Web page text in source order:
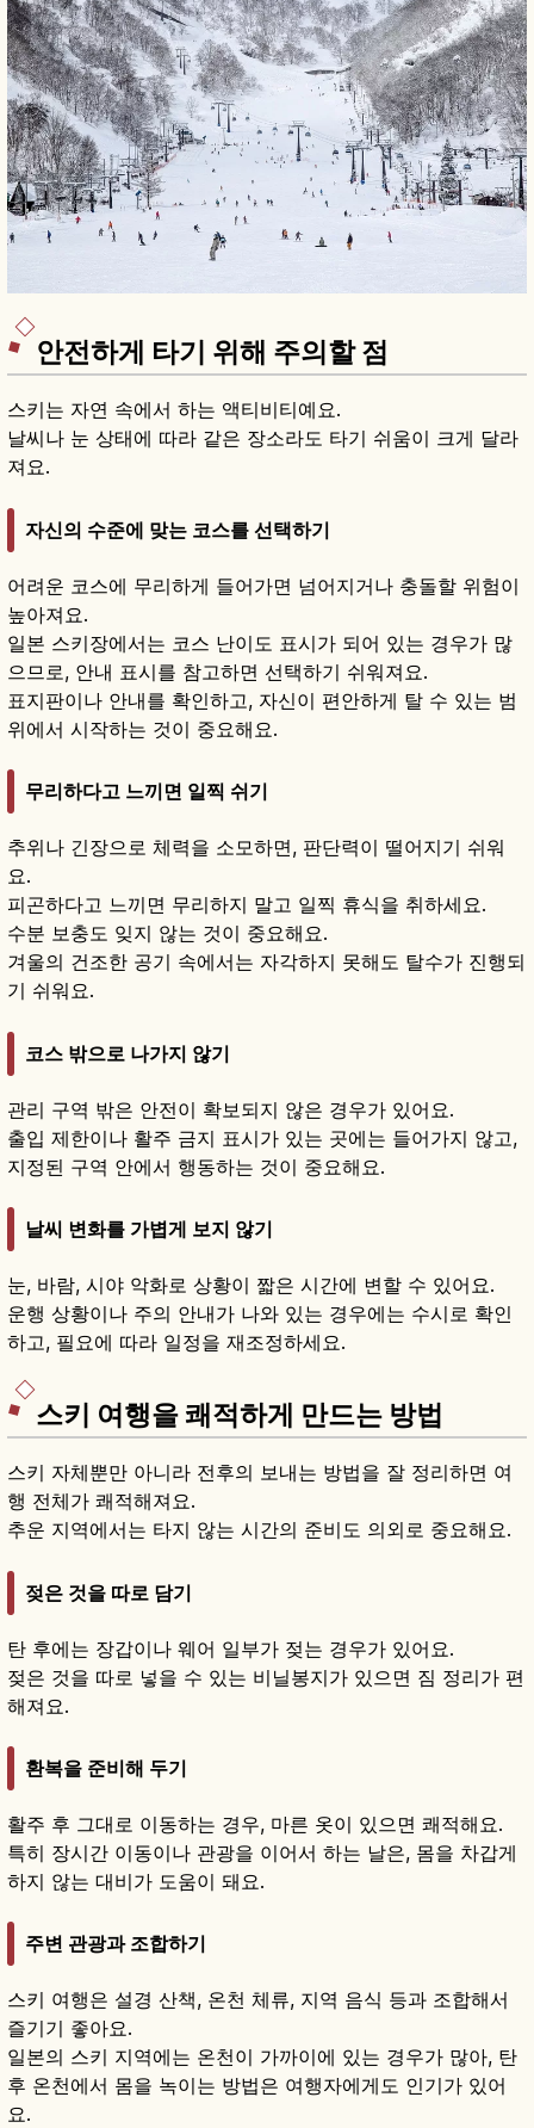
안전하게 타기 위해 주의할 점
스키는 자연 속에서 하는 액티비티예요.
날씨나 눈 상태에 따라 같은 장소라도 타기 쉬움이 크게 달라
져요.
자신의 수준에 맞는 코스를 선택하기
어려운 코스에 무리하게 들어가면 넘어지거나 충돌할 위험이
높아져요.
일본 스키장에서는 코스 난이도 표시가 되어 있는 경우가 많
으므로, 안내 표시를 참고하면 선택하기 쉬워져요.
표지판이나 안내를 확인하고, 자신이 편안하게 탈 수 있는 범
위에서 시작하는 것이 중요해요.
무리하다고 느끼면 일찍 쉬기
추위나 긴장으로 체력을 소모하면, 판단력이 떨어지기 쉬워
요.
피곤하다고 느끼면 무리하지 말고 일찍 휴식을 취하세요.
수분 보충도 잊지 않는 것이 중요해요.
겨울의 건조한 공기 속에서는 자각하지 못해도 탈수가 진행되
기 쉬워요.
코스 밖으로 나가지 않기
관리 구역 밖은 안전이 확보되지 않은 경우가 있어요.
출입 제한이나 활주 금지 표시가 있는 곳에는 들어가지 않고,
지정된 구역 안에서 행동하는 것이 중요해요.
날씨 변화를 가볍게 보지 않기
눈, 바람, 시야 악화로 상황이 짧은 시간에 변할 수 있어요.
운행 상황이나 주의 안내가 나와 있는 경우에는 수시로 확인
하고, 필요에 따라 일정을 재조정하세요.
스키 여행을 쾌적하게 만드는 방법
스키 자체뿐만 아니라 전후의 보내는 방법을 잘 정리하면 여
행 전체가 쾌적해져요.
추운 지역에서는 타지 않는 시간의 준비도 의외로 중요해요.
젖은 것을 따로 담기
탄 후에는 장갑이나 웨어 일부가 젖는 경우가 있어요.
젖은 것을 따로 넣을 수 있는 비닐봉지가 있으면 짐 정리가 편
해져요.
환복을 준비해 두기
활주 후 그대로 이동하는 경우, 마른 옷이 있으면 쾌적해요.
특히 장시간 이동이나 관광을 이어서 하는 날은, 몸을 차갑게
하지 않는 대비가 도움이 돼요.
주변 관광과 조합하기
스키 여행은 설경 산책, 온천 체류, 지역 음식 등과 조합해서
즐기기 좋아요.
일본의 스키 지역에는 온천이 가까이에 있는 경우가 많아, 탄
후 온천에서 몸을 녹이는 방법은 여행자에게도 인기가 있어
요.